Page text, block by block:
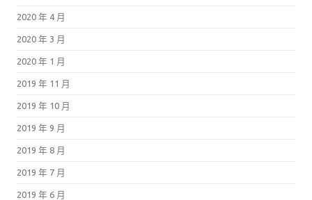
2020 年 4 月
2020 年 3 月
2020 年 1 月
2019 年 11 月
2019 年 10 月
2019 年 9 月
2019 年 8 月
2019 年 7 月
2019 年 6 月